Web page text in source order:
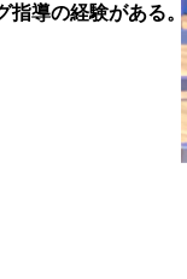
指導の経験がある。